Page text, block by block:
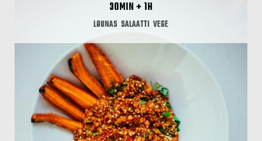
30MIN + 1H
LOUNAS SALAATTI VEGE